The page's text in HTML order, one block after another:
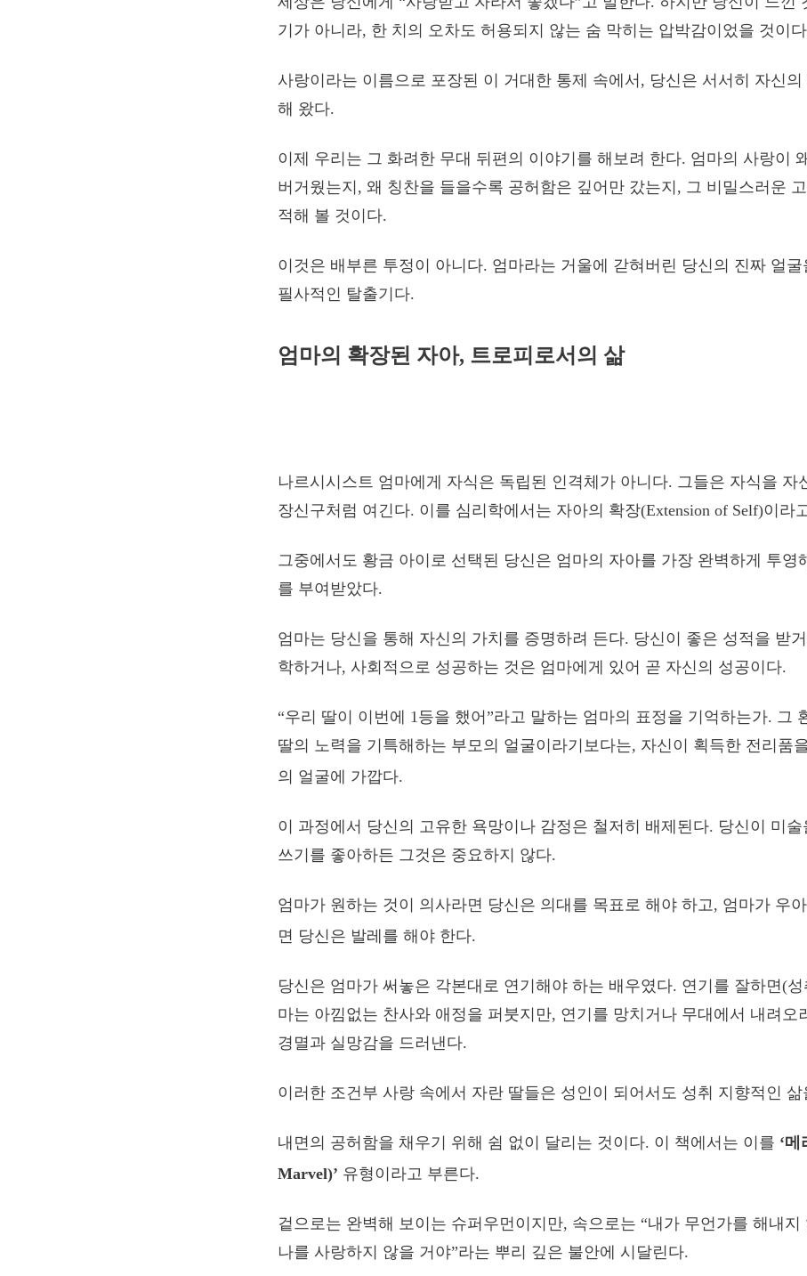
기가 아니라, 한 치의 오차도 허용되지 않는 숨 막히는 압박감이었을 것이
사랑이라는 이름으로 포장된 이 거대한 통제 속에서, 당신은 서서히 자신
해 왔다.
이제 우리는 그 화려한 무대 뒤편의 이야기를 해보려 한다. 엄마의 사랑이
버거웠는지, 왜 칭찬을 들을수록 공허함은 깊어만 갔는지, 그 비밀스러운
적해 볼 것이다.
이것은 배부른 투정이 아니다. 엄마라는 거울에 갇혀버린 당신의 진짜 얼
필사적인 탈출기다.
엄마의 확장된 자아, 트로피로서의 삶
나르시시스트 엄마에게 자식은 독립된 인격체가 아니다. 그들은 자식을 자
장신구처럼 여긴다. 이를 심리학에서는 자아의 확장(Extension of Self)이라
그중에서도 황금 아이로 선택된 당신은 엄마의 자아를 가장 완벽하게 투영
를 부여받았다.
엄마는 당신을 통해 자신의 가치를 증명하려 든다. 당신이 좋은 성적을 받
학하거나, 사회적으로 성공하는 것은 엄마에게 있어 곧 자신의 성공이다.
“우리 딸이 이번에 1등을 했어”라고 말하는 엄마의 표정을 기억하는가. 그
딸의 노력을 기특해하는 부모의 얼굴이라기보다는, 자신이 획득한 전리품
의 얼굴에 가깝다.
이 과정에서 당신의 고유한 욕망이나 감정은 철저히 배제된다. 당신이 미
쓰기를 좋아하든 그것은 중요하지 않다.
엄마가 원하는 것이 의사라면 당신은 의대를 목표로 해야 하고, 엄마가 우
면 당신은 발레를 해야 한다.
당신은 엄마가 써놓은 각본대로 연기해야 하는 배우였다. 연기를 잘하면(
마는 아낌없는 찬사와 애정을 퍼붓지만, 연기를 망치거나 무대에서 내려오
경멸과 실망감을 드러낸다.
이러한 조건부 사랑 속에서 자란 딸들은 성인이 되어서도 성취 지향적인 삶
내면의 공허함을 채우기 위해 쉼 없이 달리는 것이다. 이 책에서는 이를 ‘
Marvel)’ 유형이라고 부른다.
겉으로는 완벽해 보이는 슈퍼우먼이지만, 속으로는 “내가 무언가를 해내지
나를 사랑하지 않을 거야”라는 뿌리 깊은 불안에 시달린다.